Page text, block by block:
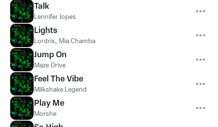
Talk
Lennifer Jopes
Lights
Lordrix, Mia Chamba
Jump On
Maze Drive
Feel The Vibe
Milkshake Legend
Play Me
Morshe